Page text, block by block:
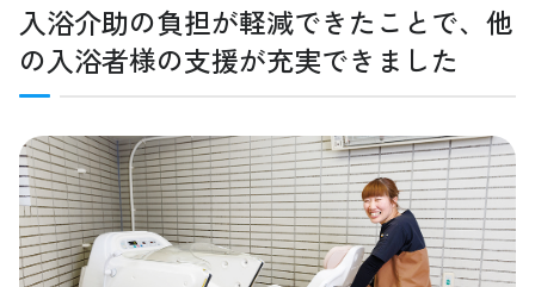
入浴介助の負担が軽減できたことで、他
の入浴者様の支援が充実できました